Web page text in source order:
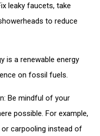
leaky faucets, take
to reduce
is a renewable energy
on fossil fuels.
Be mindful of your
possible. For example,
carpooling instead of